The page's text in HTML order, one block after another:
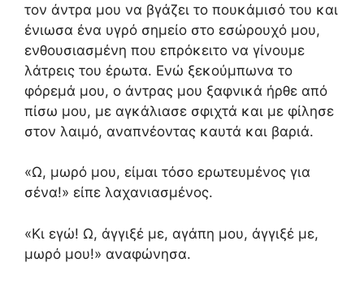
τον άντρα μου να βγάζει το πουκάμισό του και
ένιωσα ένα υγρό σημείο στο εσώρουχό μου,
ενθουσιασμένη που επρόκειτο να γίνουμε
λάτρεις του έρωτα. Ενώ ξεκούμπωνα το
φόρεμά μου, ο άντρας μου ξαφνικά ήρθε από
πίσω μου, με αγκάλιασε σφιχτά και με φίλησε
στον λαιμό, αναπνέοντας καυτά και βαριά.
«Ω, μωρό μου, είμαι τόσο ερωτευμένος για
σένα!» είπε λαχανιασμένος.
«Κι εγώ! Ω, άγγιξέ με, αγάπη μου, άγγιξέ με,
μωρό μου!» αναφώνησα.